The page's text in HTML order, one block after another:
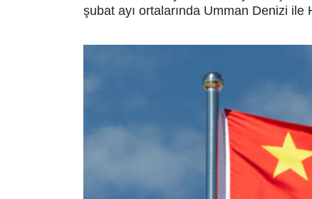
şubat ayı ortalarında Umman Denizi ile